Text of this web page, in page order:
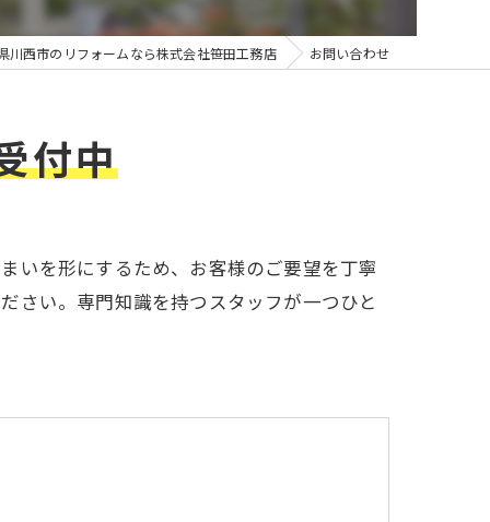
川西市のリフォームなら株式会社笹田工務店 お問い合わせ
付中
いを形にするため、お客様のご要望を丁寧
さい。専門知識を持つスタッフが一つひと